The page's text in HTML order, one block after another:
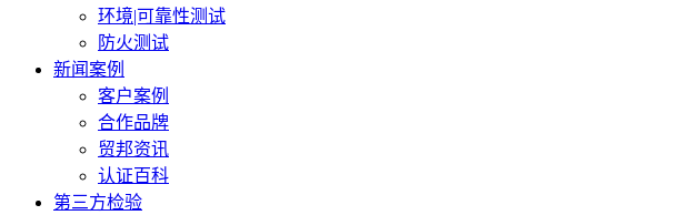
环境|可靠性测试
防火测试
新闻案例
客户案例
合作品牌
贸邦资讯
认证百科
第三方检验